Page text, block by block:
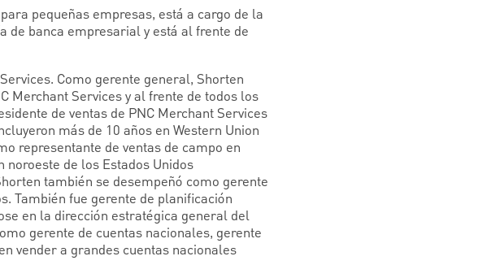
pequeñas empresas, está a cargo de la
banca empresarial y está al frente de
Como gerente general, Shorten
Merchant Services y al frente de todos los
de ventas de PNC Merchant Services
más de 10 años en Western Union
representante de ventas de campo en
de los Estados Unidos
también se desempeñó como gerente
También fue gerente de planificación
en la dirección estratégica general del
gerente de cuentas nacionales, gerente
vender a grandes cuentas nacionales